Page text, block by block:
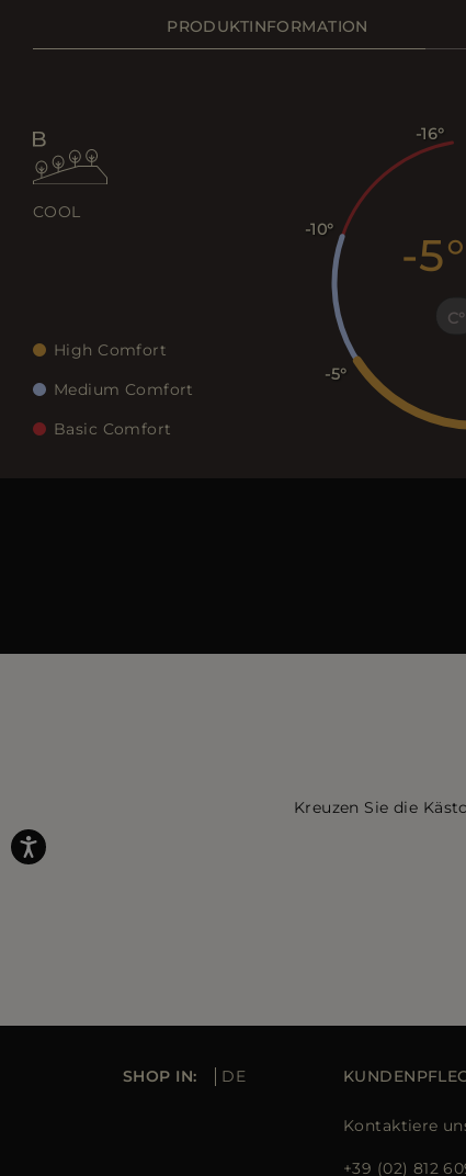
PRODUKTINFORMATION
COOL
High Comfort
Medium Comfort
Basic Comfort
C
-5
-16
-10
-5
Kreuzen Sie die
SHOP IN: DE
Kontaktiere
+39 (02) 812